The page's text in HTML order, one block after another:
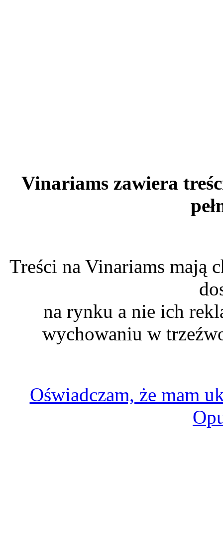
Vinariams zawiera
Treści na Vinariams mają
na rynku a nie ich
wychowaniu w
Oświadczam, że mam